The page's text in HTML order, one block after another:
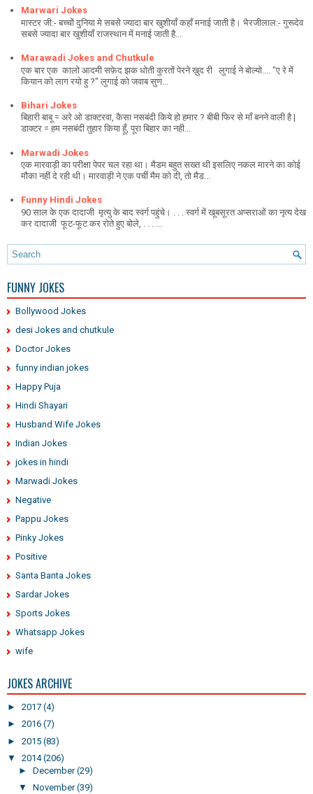
Marwari Jokes
मास्टर जी:- बच्चों दुनिया मे सबसे ज्यादा बार खुशीयाँ कहाँ मनाई जाती है। भैरजीलाल:- गुरूदेव
सबसे ज्यादा बार खुशीयाँ राजस्थान में मनाई जाती है...
Marawadi Jokes and Chutkule
एक बार एक कालो आदमी सफ़ेद झक धोती कुरतों पेरने ख़ुद री लुगाई ने बोल्यो.... "ए रे में
कियान को लाग रयो हु ?" लुगाई को जवाब सुण...
Bihari Jokes
बिहारी बाबू = अरे ओ डाक्टरवा, कैसा नसबंदी किये हो हमार ? बीबी फिर से माँ बनने वाली है |
डाक्टर = हम नसबंदी तुहार किया हूँ, पूरा बिहार का नही...
Marwadi Jokes
एक मारवाड़ी का परीक्षा पेपर चल रहा था। मैडम बहुत सख्त थी इसलिए नकल मारने का कोई
मौका नहीं दे रही थी। मारवाड़ी ने एक पर्ची मैम को दी, तो मैड...
Funny Hindi Jokes
90 साल के एक दादाजी मृत्यु के बाद स्वर्ग पहुंचे। . . . स्वर्ग में खूबसूरत अप्सराओं का नृत्य देख
कर दादाजी फूट-फूट कर रोते हुए बोले, . . . ...
FUNNY JOKES
Bollywood Jokes
desi Jokes and chutkule
Doctor Jokes
funny indian jokes
Happy Puja
Hindi Shayari
Husband Wife Jokes
Indian Jokes
jokes in hindi
Marwadi Jokes
Negative
Pappu Jokes
Pinky Jokes
Positive
Santa Banta Jokes
Sardar Jokes
Sports Jokes
Whatsapp Jokes
wife
JOKES ARCHIVE
► 2017 (4)
► 2016 (7)
► 2015 (83)
▼ 2014(206)
► December(29)
▼ November(39)